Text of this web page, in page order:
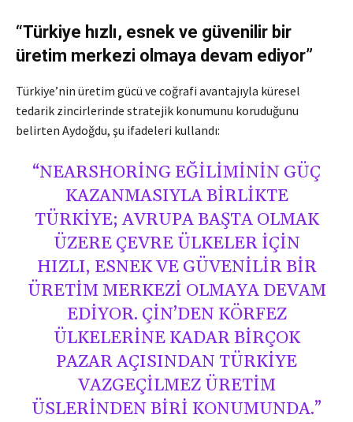
“Türkiye hızlı, esnek ve güvenilir bir
üretim merkezi olmaya devam ediyor”
Türkiye’nin üretim gücü ve coğrafi avantajıyla küresel
tedarik zincirlerinde stratejik konumunu koruduğunu
belirten Aydoğdu, şu ifadeleri kullandı:
“NEARSHORING EĞILIMININ GÜÇ
KAZANMASIYLA BIRLIKTE
TÜRKIYE; AVRUPA BAŞTA OLMAK
ÜZERE ÇEVRE ÜLKELER IÇIN
HIZLI, ESNEK VE GÜVENILIR BIR
ÜRETIM MERKEZI OLMAYA DEVAM
EDIYOR. ÇIN’DEN KÖRFEZ
ÜLKELERINE KADAR BIRÇOK
PAZAR AÇISINDAN TÜRKIYE
VAZGEÇILMEZ ÜRETIM
ÜSLERINDEN BIRI KONUMUNDA.”